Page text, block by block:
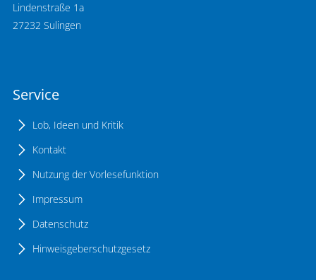
Lindenstraße 1a
27232 Sulingen
Service
Lob, Ideen und Kritik
Kontakt
Nutzung der Vorlesefunktion
Impressum
Datenschutz
Hinweisgeberschutzgesetz